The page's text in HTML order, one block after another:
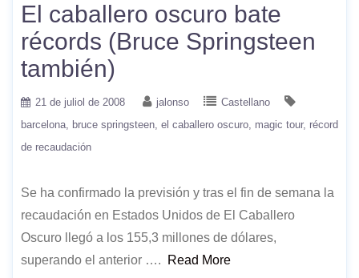
El caballero oscuro bate
récords (Bruce Springsteen
también)
21 de juliol de 2008 jalonso
Castellano
barcelona
bruce springsteen el caballero oscuro magic tour récord
de recaudación
Se ha confirmado la previsión y tras el fin de semana la
recaudación en Estados Unidos de El Caballero
Oscuro llegó a los 155,3 millones de dólares,
superando el anterior ….
Read More